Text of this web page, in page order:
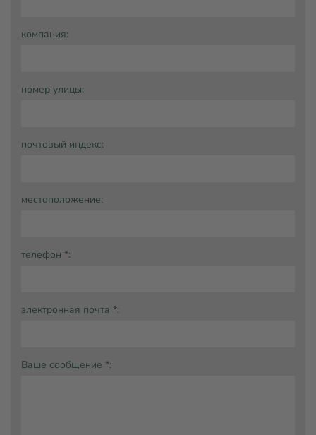
компания:
номер улицы:
почтовый индекс:
местоположение:
телефон *:
электронная почта *:
Ваше сообщение *: